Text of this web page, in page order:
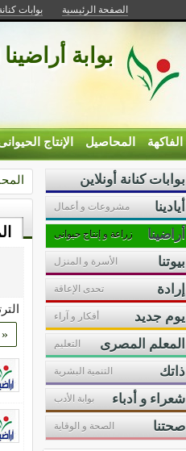
الصفحة الرئيسية بوابات
بوابة
الفاكهة المحاصيل الإنتاج
«
بوابات كنانة أونلاين
أيادينا
مشروعات و أعمال
أراضينا زراعة و إنتاج حيوانى
بيوتنا الأسرة و المنزل
إرادة تحدى الإعاقة
يوم جديد أفكار و آراء
المعلم المصرى التعليم
ذاتك التنمية البشرية
شعراء و أدباء بوابة الأدب
صحتنا الصحة و الوقاية